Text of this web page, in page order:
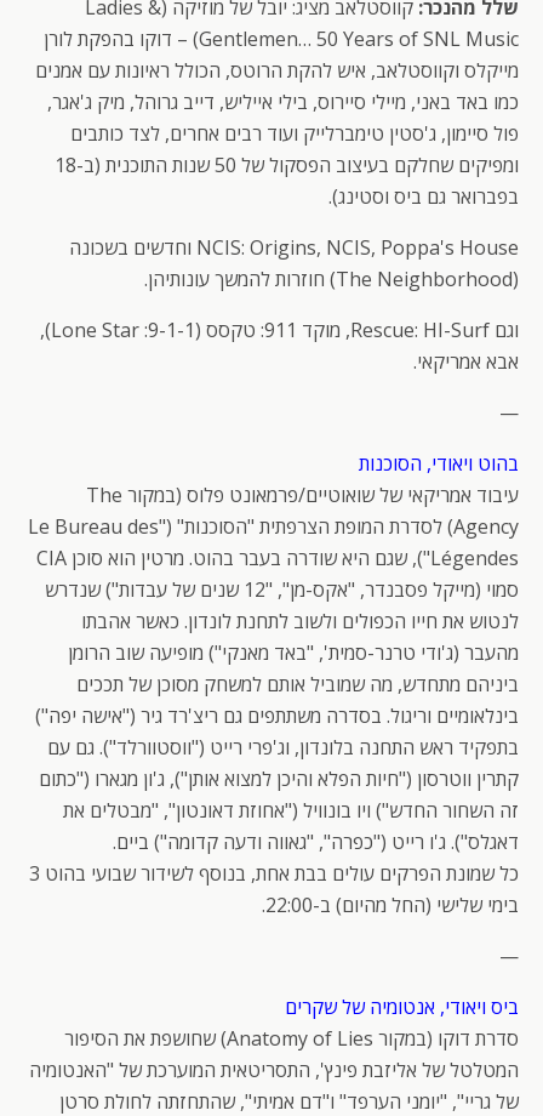
שלל מהנכר:
קווסטלאב מציג: יובל של מוזיקה (Ladies &
Gentlemen… 50 Years of SNL Music) – דוקו בהפקת לורן
מייקלס וקווסטלאב, איש להקת הרוטס, הכולל ראיונות עם אמנים
כמו באד באני, מיילי סיירוס, בילי אייליש, דייב גרוהל, מיק ג'אגר,
פול סיימון, ג'סטין טימברלייק ועוד רבים אחרים, לצד כותבים
ומפיקים שחלקם בעיצוב הפסקול של 50 שנות התוכנית (ב-18
בפברואר גם ביס וסטינג).
NCIS: Origins, NCIS, Poppa's House וחדשים בשכונה
(The Neighborhood) חוזרות להמשך עונותיהן.
וגם Rescue: HI-Surf, מוקד 911: טקסס (9-1-1: Lone Star),
אבא אמריקאי.
—
בהוט ויאודי, הסוכנות
עיבוד אמריקאי של שואוטיים/פרמאונט פלוס (במקור The
Agency) לסדרת המופת הצרפתית "הסוכנות" ("Le Bureau des
Légendes"), שגם היא שודרה בעבר בהוט. מרטין הוא סוכן CIA
סמוי (מייקל פסבנדר, "אקס-מן", "12 שנים של עבדות") שנדרש
לנטוש את חייו הכפולים ולשוב לתחנת לונדון. כאשר אהבתו
מהעבר (ג'ודי טרנר-סמית', "באד מאנקי") מופיעה שוב הרומן
ביניהם מתחדש, מה שמוביל אותם למשחק מסוכן של תככים
בינלאומיים וריגול. בסדרה משתתפים גם ריצ'רד גיר ("אישה יפה")
בתפקיד ראש התחנה בלונדון, וג'פרי רייט ("ווסטוורלד"). גם עם
קתרין ווטרסון ("חיות הפלא והיכן למצוא אותן"), ג'ון מגארו ("כתום
זה השחור החדש") ויו בונוויל ("אחוזת דאונטון", "מבטלים את
דאגלס"). ג'ו רייט ("כפרה", "גאווה ודעה קדומה") ביים.
כל שמונת הפרקים עולים בבת אחת, בנוסף לשידור שבועי בהוט 3
בימי שלישי (החל מהיום) ב-22:00.
—
ביס ויאודי, אנטומיה של שקרים
סדרת דוקו (במקור Anatomy of Lies) שחושפת את הסיפור
המטלטל של אליזבת פינץ', התסריטאית המוערכת של "האנטומיה
של גריי", "יומני הערפד" ו"דם אמיתי", שהתחזתה לחולת סרטן